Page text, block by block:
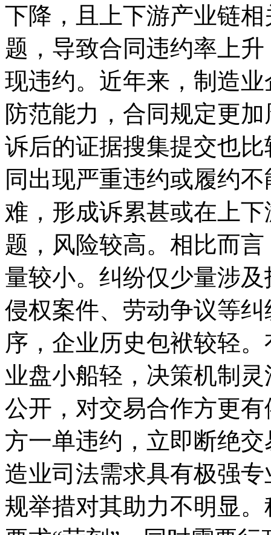
下降，且上下游产业链
题，导致合同违约率上
现违约。近年来，制造
防范能力，合同规定更
诉后的证据搜集提交也
同出现严重违约或履约
难，形成诉累甚或在上
题，风险较高。相比而
量较小。纠纷仅少量涉
侵权案件、劳动争议等
序，企业历史包袱较轻
业盘小船轻，决策机制
公开，对交易合作方更
方一单违约，立即断绝
造业司法需求具有极强
规举措对其助力不明显